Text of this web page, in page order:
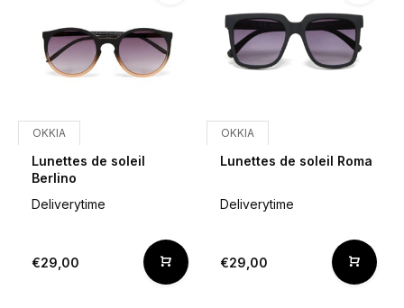
OKKIA
Lunettes de soleil
Berlino
Deliverytime
€29,00
OKKIA
Lunettes de soleil Roma
Deliverytime
€29,00